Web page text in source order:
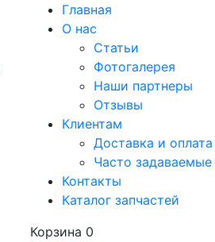
Главная
О нас
Статьи
Фотогалерея
Наши партнеры
Отзывы
Клиентам
Доставка и оплата
Часто
Контакты
Каталог запчастей
Корзина 0